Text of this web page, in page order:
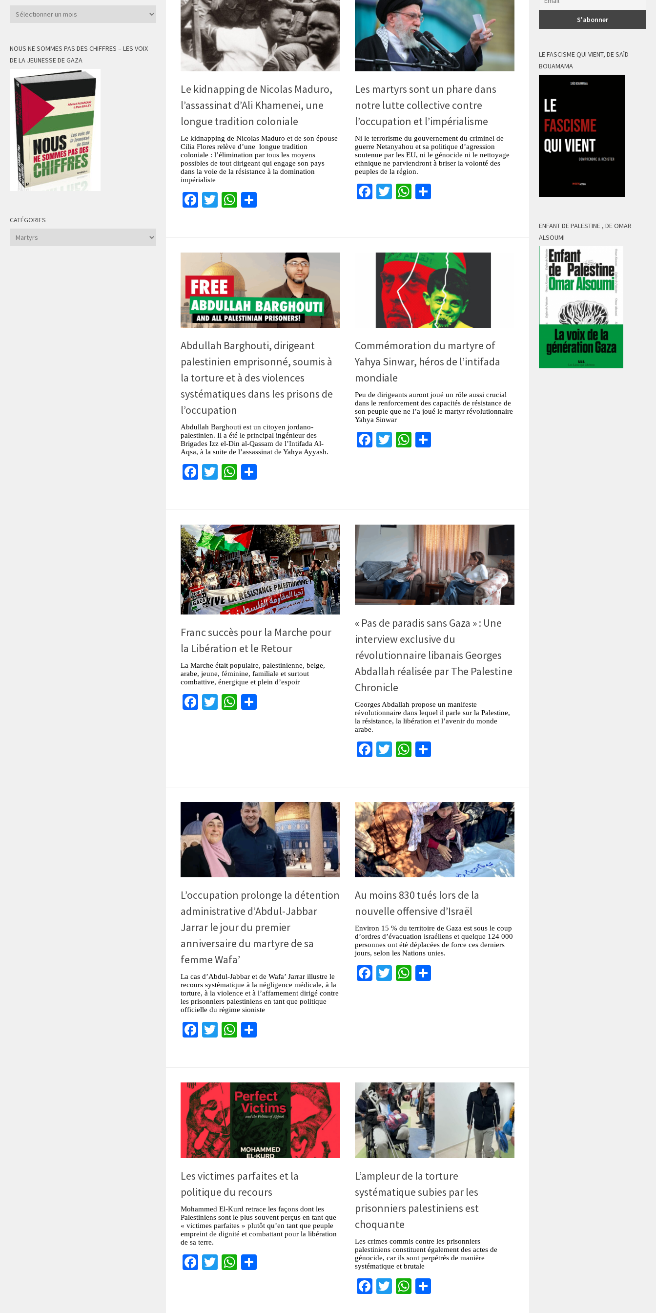
Le kidnapping de Nicolas Maduro,
l’assassinat d’Ali Khamenei, une
longue tradition coloniale
Le kidnapping de Nicolas Maduro et de son épouse
Cilia Flores relève d’une longue tradition
coloniale : l’élimination par tous les moyens
possibles de tout dirigeant qui engage son pays
dans la voie de la résistance à la domination
impérialiste
Facebook
TwitterWhatsApp
Les martyrs sont un phare dans
notre lutte collective contre
l’occupation et l’impérialisme
Ni le terrorisme du gouvernement du criminel de
guerre Netanyahou et sa politique d’agression
soutenue par les EU, ni le génocide ni le nettoyage
ethnique ne parviendront à briser la volonté des
peuples de la région.
Facebook
TwitterWhatsApp
Abdullah Barghouti, dirigeant
palestinien emprisonné, soumis à
la torture et à des violences
systématiques dans les prisons de
l’occupation
Abdullah Barghouti est un citoyen jordano-
palestinien. Il a été le principal ingénieur des
Brigades Izz el-Din al-Qassam de l’Intifada Al-
Aqsa, à la suite de l’assassinat de Yahya Ayyash.
Facebook
TwitterWhatsApp
Commémoration du martyre of
Yahya Sinwar, héros de l’intifada
mondiale
Peu de dirigeants auront joué un rôle aussi crucial
dans le renforcement des capacités de résistance de
son peuple que ne l’a joué le martyr révolutionnaire
Yahya Sinwar
Facebook
TwitterWhatsApp
Franc succès pour la Marche pour
la Libération et le Retour
La Marche était populaire, palestinienne, belge,
arabe, jeune, féminine, familiale et surtout
combattive, énergique et plein d’espoir
Facebook
TwitterWhatsApp
« Pas de paradis sans Gaza » : Une
interview exclusive du
révolutionnaire libanais Georges
Abdallah réalisée par The Palestine
Chronicle
Georges Abdallah propose un manifeste
révolutionnaire dans lequel il parle sur la Palestine,
la résistance, la libération et l’avenir du monde
arabe.
Facebook
TwitterWhatsApp
L’occupation prolonge la détention
administrative d’Abdul-Jabbar
Jarrar le jour du premier
anniversaire du martyre de sa
femme Wafa’
La cas d’Abdul-Jabbar et de Wafa’ Jarrar illustre le
recours systématique à la négligence médicale, à la
torture, à la violence et à l’affamement dirigé contre
les prisonniers palestiniens en tant que politique
officielle du régime sioniste
Facebook
TwitterWhatsApp
Au moins 830 tués lors de la
nouvelle offensive d’Israël
Environ 15 % du territoire de Gaza est sous le coup
d’ordres d’évacuation israéliens et quelque 124 000
personnes ont été déplacées de force ces derniers
jours, selon les Nations unies.
Facebook
TwitterWhatsApp
Les victimes parfaites et la
politique du recours
Mohammed El-Kurd retrace les façons dont les
Palestiniens sont le plus souvent perçus en tant que
« victimes parfaites » plutôt qu’en tant que peuple
empreint de dignité et combattant pour la libération
de sa terre.
Facebook
TwitterWhatsApp
L’ampleur de la torture
systématique subies par les
prisonniers palestiniens est
choquante
Les crimes commis contre les prisonniers
palestiniens constituent également des actes de
génocide, car ils sont perpétrés de manière
systématique et brutale
Facebook
TwitterWhatsApp
Archives
NOUS NE SOMMES PAS DES CHIFFRES – LES VOIX
DE LA JEUNESSE DE GAZA
CATÉGORIES
Catégories
LE FASCISME QUI VIENT, DE SAÏD
BOUAMAMA
ENFANT DE PALESTINE , DE OMAR
ALSOUMI